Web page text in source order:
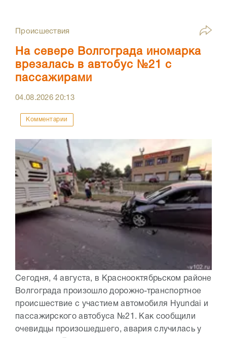
Происшествия
На севере Волгограда иномарка
врезалась в автобус №21 с
пассажирами
04.08.202620:13
Комментарии
Сегодня, 4 августа, в Краснооктябрьском районе
Волгограда произошло дорожно-транспортное
происшествие с участием автомобиля Hyundai и
пассажирского автобуса №21. Как сообщили
очевидцы произошедшего, авария случилась у